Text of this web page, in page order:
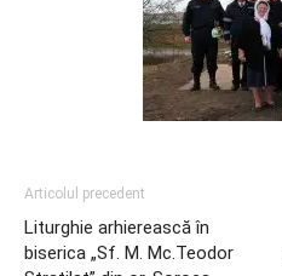
Articolul precedent
Liturghie arhierească în
biserica „Sf. M. Mc.Teodor